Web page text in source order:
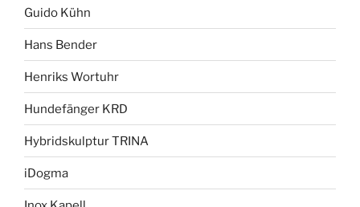
Guido Kühn
Hans Bender
Henriks Wortuhr
Hundefänger KRD
Hybridskulptur TRINA
iDogma